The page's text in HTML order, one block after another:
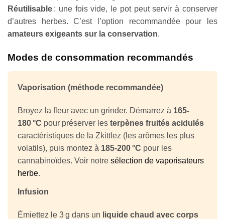
Réutilisable : une fois vide, le pot peut servir à conserver
d’autres herbes. C’est l’option recommandée pour les
amateurs exigeants sur la conservation.
Modes de consommation recommandés
Vaporisation (méthode recommandée)
Broyez la fleur avec un grinder. Démarrez à 165-
180 °C pour préserver les terpènes fruités acidulés
caractéristiques de la Zkittlez (les arômes les plus
volatils), puis montez à 185-200 °C pour les
cannabinoïdes. Voir notre sélection de vaporisateurs
herbe.
Infusion
Émiettez le 3 g dans un liquide chaud avec corps